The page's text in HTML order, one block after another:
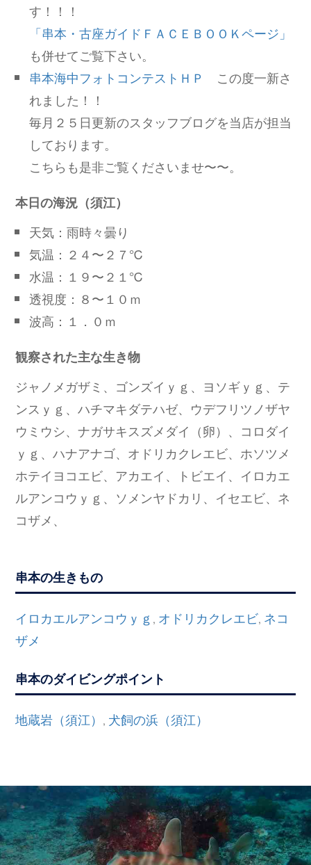
す！！！
「串本・古座ガイドＦＡＣＥＢＯＯＫページ」
も併せてご覧下さい。
串本海中フォトコンテストＨＰ
この度一新さ
れました！！
毎月２５日更新のスタッフブログを当店が担当
しております。
こちらも是非ご覧くださいませ〜〜。
本日の海況（須江）
天気：雨時々曇り
気温：２４〜２７℃
水温：１９〜２１℃
透視度：８〜１０ｍ
波高：１．０ｍ
観察された主な生き物
ジャノメガザミ、ゴンズイｙｇ、ヨソギｙｇ、テ
ンスｙｇ、ハチマキダテハゼ、ウデフリツノザヤ
ウミウシ、ナガサキスズメダイ（卵）、コロダイ
ｙｇ、ハナアナゴ、オドリカクレエビ、ホソツメ
ホテイヨコエビ、アカエイ、トビエイ、イロカエ
ルアンコウｙｇ、ソメンヤドカリ、イセエビ、ネ
コザメ、
串本の生きもの
イロカエルアンコウｙｇ , オドリカクレエビ, ネコ
ザメ
串本のダイビングポイント
地蔵岩（須江） , 犬飼の浜（須江）